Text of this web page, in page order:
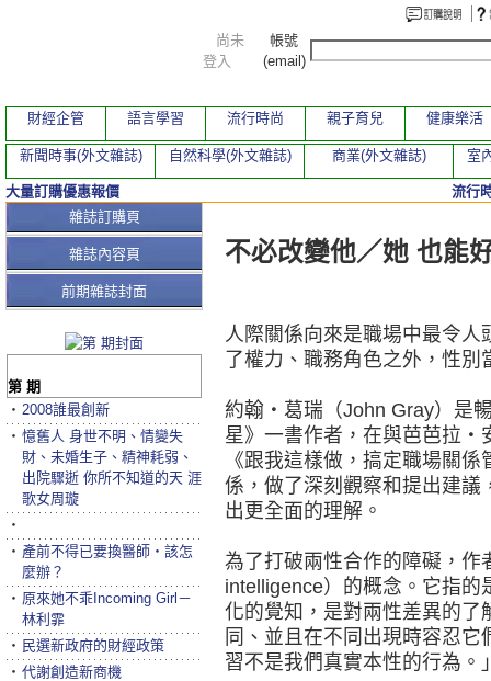
本期文章
不必改變他／她 也能
人際關係向來是職場中最令
了權力、職務角色之外，性
約翰‧葛瑞（John Gray）是
星》一書作者，在與芭芭拉‧
《跟我這樣做，搞定職場關
係，做了深刻觀察和提出建議
出更全面的理解。
為了打破兩性合作的障礙，作
intelligence）的概念。它指
化的覺知，是對兩性差異的了
同、並且在不同出現時容忍
習不是我們真實本性的行為。
雜誌訂購頁
雜誌內容頁
前期雜誌封面
第 期
‧ 2008誰最創新
‧ 憶舊人 身世不明、情變失
財、未婚生子、精神耗弱、
出院驟逝 你所不知道的天 涯
歌女周璇
‧
‧ 產前不得已要換醫師‧該怎
麼辦？
‧ 原來她不乖Incoming Girl－
林利霏
‧ 民選新政府的財經政策
‧ 代謝創造新商機
尚未
登入
帳號
(email)
財經企管 語言學習 流行時尚 親子育兒 健康樂活
新聞時事(外文雜誌) 自然科學(外文雜誌) 商業(外文雜誌) 室
大量訂購優惠報價 流行